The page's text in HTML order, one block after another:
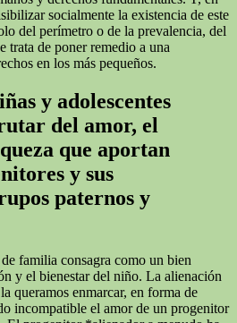
socialmente la existencia de este
del perímetro o de la prevalencia, del
trata de poner remedio a una
en los más pequeños.
y adolescentes
del amor, el
que aportan
y sus
paternos y
familia consagra como un bien
y el bienestar del niño. La alienación
queramos enmarcar, en forma de
incompatible el amor de un progenitor